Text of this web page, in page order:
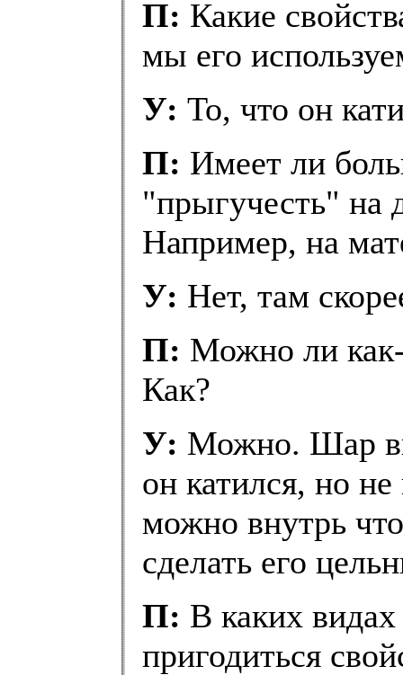
П: Какие
мы его
У: То, что он
П: Имеет ли
"прыгучесть" на
Например, на
У: Нет, там
П: Можно ли
Как?
У: Можно. Шар
он катился, но
можно внутрь
сделать его
П: В каких
пригодиться